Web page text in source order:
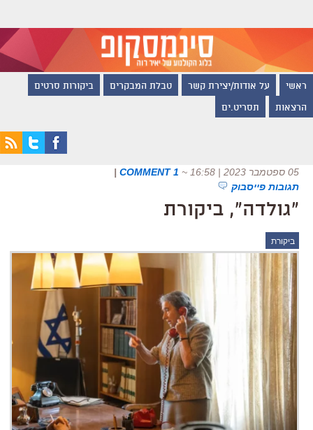
ראשי על אודות/יצירת קשר טבלת המבקרים ביקורות סרטים
הרצאות תסריט.ים
05 ספטמבר 2023 | 16:58 ~
1 COMMENT
|
תגובות פייסבוק
"גולדה", ביקורת
ביקורת